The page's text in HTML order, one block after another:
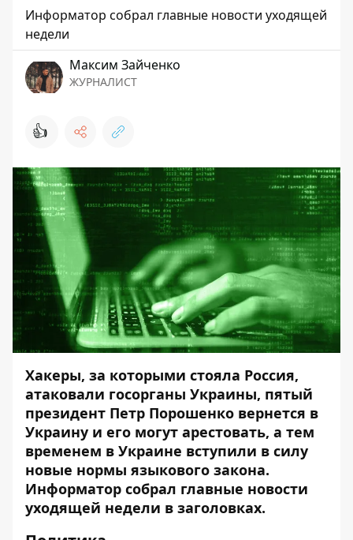
Информатор собрал главные новости уходящей
недели
Максим Зайченко
ЖУРНАЛИСТ
👍
Хакеры, за которыми стояла Россия,
атаковали госорганы Украины, пятый
президент Петр Порошенко вернется в
Украину и его могут арестовать, а тем
временем в Украине вступили в силу
новые нормы языкового закона.
Информатор собрал главные новости
уходящей недели в заголовках.